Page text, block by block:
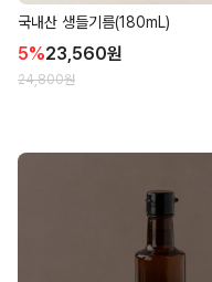
국내산 생들기름(180mL)
5%23,560원
24,800원